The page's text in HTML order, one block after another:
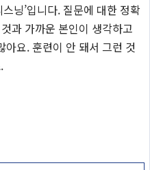
닝’입니다. 질문에 대한 정확
과 가까운 본인이 생각하고
요. 훈련이 안 돼서 그런 것